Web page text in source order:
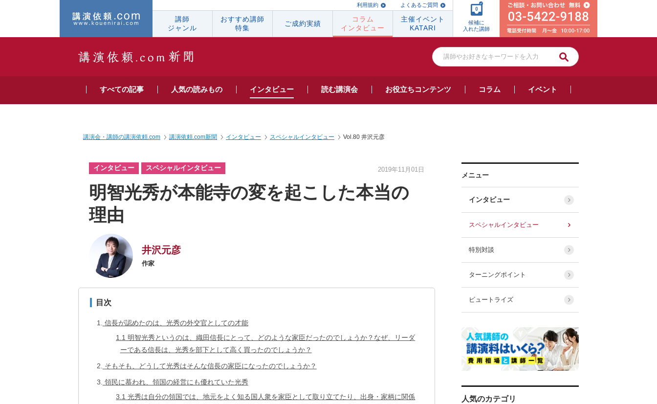
利用規約 よくあるご質問
講師
ジャンル
おすすめ講師
特集
ご成約実績
コラム
インタビュー
主催イベント
KATARI
0
候補に
入れた講師
すべての記事 人気の読みもの インタビュー 読む講演会 お役立ちコンテンツ コラム イベント
講演会・講師の講演依頼.com 講演依頼.com新聞 インタビュー スペシャルインタビュー Vol.80 井沢元彦
インタビュー スペシャルインタビュー 2019年11月01日
明智光秀が本能寺の変を起こした本当の
理由
井沢元彦
作家
目次
1
信長が認めたのは、光秀の外交官としての才能
1.1 明智光秀というのは、織田信長にとって、どのような家臣だったのでしょうか？なぜ、リーダ
ーである信長は、光秀を部下として高く買ったのでしょうか？
2 そもそも、どうして光秀はそんな信長の家臣になったのでしょうか？
3 領民に慕われ、領国の経営にも優れていた光秀
3.1 光秀は自分の領国では、地元をよく知る国人衆を家臣として取り立てたり、出身・家柄に関係
メニュー
インタビュー
スペシャルインタビュー
特別対談
ターニングポイント
ビュートライズ
人気のカテゴリ